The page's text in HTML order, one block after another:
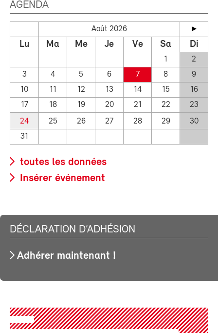
AGENDA
Août 2026
Lu Ma Me Je Ve Sa Di
1
2
3
4 5 6 7 8
9
10
11 12 13 14 15
16
17
18 19 20 21 22
23
24
25 26 27 28 29
30
31
toutes les données
Insérer événement
DÉCLARATION D’ADHÉSION
Adhérer maintenant !